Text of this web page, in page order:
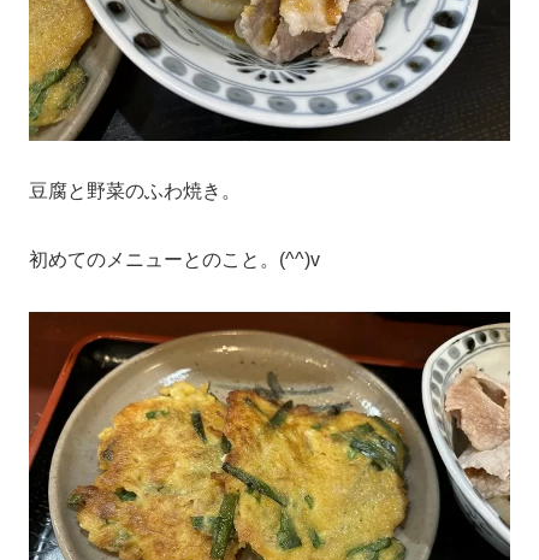
豆腐と野菜のふわ焼き。
初めてのメニューとのこと。(^^)v